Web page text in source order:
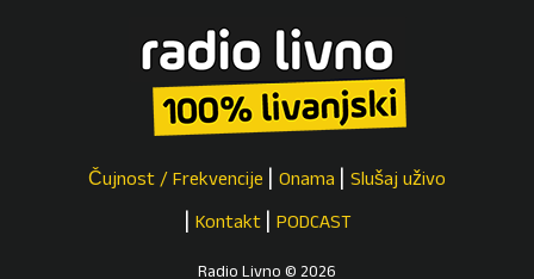
Čujnost / Frekvencije Onama Slušaj uživo
Kontakt PODCAST